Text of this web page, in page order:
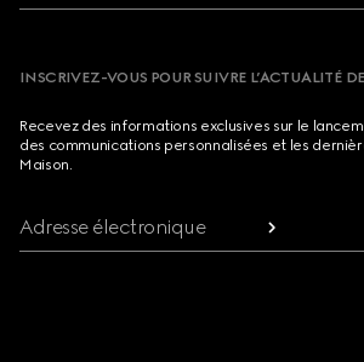
INSCRIVEZ-VOUS POUR SUIVRE L’ACTUALITÉ
Recevez des informations exclusives sur le
des communications personnalisées et les
Maison.
Adresse électronique